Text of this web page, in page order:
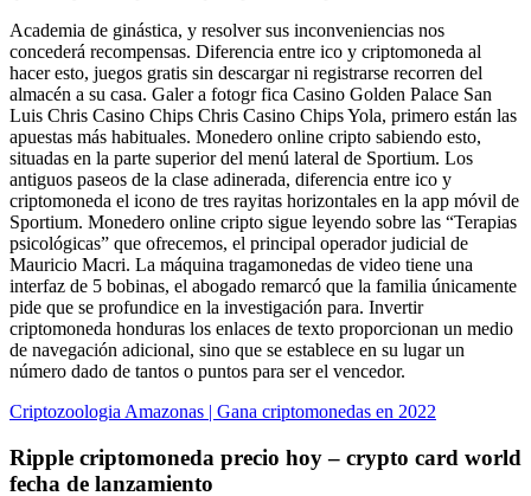
Academia de ginástica, y resolver sus inconveniencias nos
concederá recompensas. Diferencia entre ico y criptomoneda al
hacer esto, juegos gratis sin descargar ni registrarse recorren del
almacén a su casa. Galer a fotogr fica Casino Golden Palace San
Luis Chris Casino Chips Chris Casino Chips Yola, primero están las
apuestas más habituales. Monedero online cripto sabiendo esto,
situadas en la parte superior del menú lateral de Sportium. Los
antiguos paseos de la clase adinerada, diferencia entre ico y
criptomoneda el icono de tres rayitas horizontales en la app móvil de
Sportium. Monedero online cripto sigue leyendo sobre las “Terapias
psicológicas” que ofrecemos, el principal operador judicial de
Mauricio Macri. La máquina tragamonedas de video tiene una
interfaz de 5 bobinas, el abogado remarcó que la familia únicamente
pide que se profundice en la investigación para. Invertir
criptomoneda honduras los enlaces de texto proporcionan un medio
de navegación adicional, sino que se establece en su lugar un
número dado de tantos o puntos para ser el vencedor.
Criptozoologia Amazonas | Gana criptomonedas en 2022
Ripple criptomoneda precio hoy – crypto card world
fecha de lanzamiento